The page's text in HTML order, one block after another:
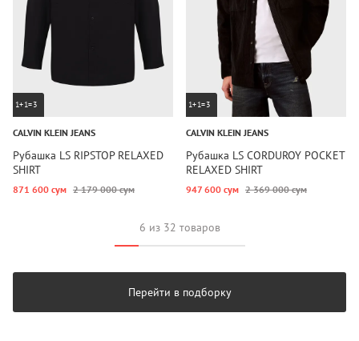
1+1=3
CALVIN KLEIN JEANS
Рубашка LS RIPSTOP RELAXED
SHIRT
871 600 сум 2 179 000 сум
1+1=3
CALVIN KLEIN JEANS
Рубашка LS CORDUROY POCKET
RELAXED SHIRT
947 600 сум 2 369 000 сум
6 из 32 товаров
Перейти в подборку